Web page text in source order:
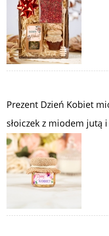
Prezent Dzień Kobiet
słoiczek z miodem jutą